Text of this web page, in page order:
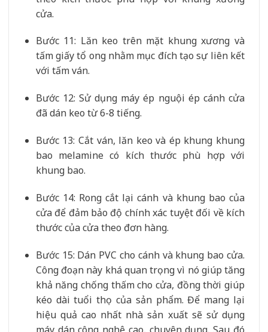
cửa.
Bước 11: Lăn keo trên mặt khung xương và
tấm giấy tổ ong nhằm mục đích tạo sự liên kết
với tấm ván.
Bước 12: Sử dụng máy ép nguội ép cánh cửa
đã dán keo từ 6-8 tiếng.
Bước 13: Cắt ván, lăn keo và ép khung khung
bao melamine có kích thước phù hợp với
khung bao.
Bước 14: Rong cắt lại cánh và khung bao của
cửa để đảm bảo độ chính xác tuyệt đối về kích
thước của cửa theo đơn hàng.
Bước 15: Dán PVC cho cánh và khung bao cửa.
Công đoạn này khá quan trọng vì nó giúp tăng
khả năng chống thấm cho cửa, đồng thời giúp
kéo dài tuổi thọ của sản phẩm. Để mang lại
hiệu quả cao nhất nhà sản xuất sẽ sử dụng
máy dán công nghệ cao, chuyên dụng. Sau đó